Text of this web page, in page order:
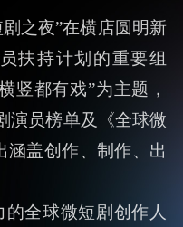
之夜”在横店圆明新
扶持计划的重要组
竖都有戏”为主题，
演员榜单及《全球微
涵盖创作、制作、出
全球微短剧创作人